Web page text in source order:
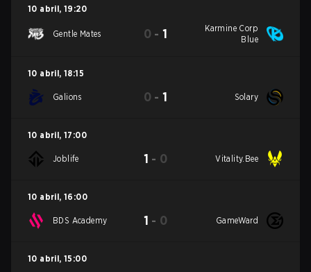
10 abril, 19:20
Gentle Mates 0 -1
Karmine Corp
Blue
10 abril, 18:15
Galions 0 -1 Solary
10 abril, 17:00
Joblife 1 - 0 Vitality.Bee
10 abril, 16:00
BDS Academy 1 - 0 GameWard
10 abril, 15:00